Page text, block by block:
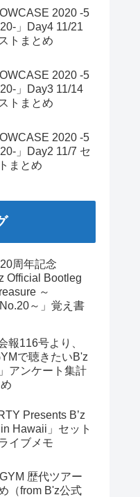
2020 -5
」Day4 11/21
トまとめ
2020 -5
」Day3 11/14
トまとめ
2020 -5
」Day2 11/7 セ
まとめ
周年記念
Official Bootleg
～
～」覚え書
報116号より、
で聴きたいB'z
アンケート集計
Presents B’z
Hawaii」セット
イブメモ
歴代ツアー
（from B'z公式